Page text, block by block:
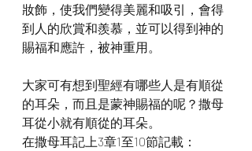
妝飾，使我們變得美麗和吸引，會得
到人的欣賞和羨慕，並可以得到神的
賜福和應許，被神重用。
大家可有想到聖經有哪些人是有順從
的耳朵，而且是蒙神賜福的呢？撒母
耳從小就有順從的耳朵。
在撒母耳記上3章1至10節記載：